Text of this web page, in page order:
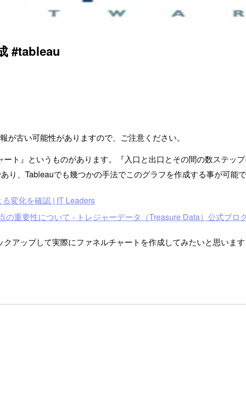
#tableau
古い可能性がありますので、ご注意ください。
ト』というものがあります。『入口と出口とその間の数ステッ
り、Tableauでも幾つかの手法でこのグラフを作成する事が可能で
変化を確認 | IT Leaders
の重要性について - トレジャーデータ（Treasure Data）公式ブロ
アップして実際にファネルチャートを作成してみたいと思います